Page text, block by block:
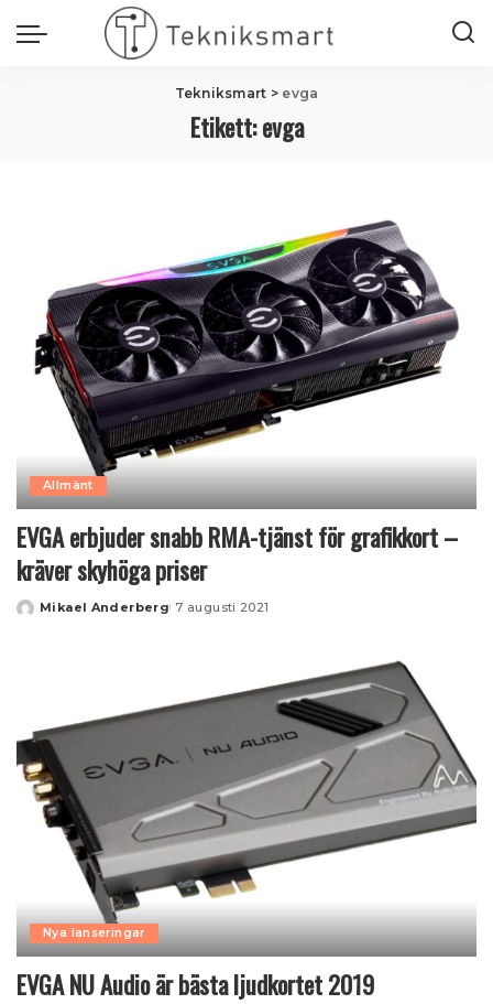
Tekniksmart > evga
Etikett:evga
Allmänt
EVGA erbjuder snabb RMA-tjänst för grafikkort –
kräver skyhöga priser
Posted
Mikael Anderberg 7 augusti 2021
Nya lanseringar
EVGA NU Audio är bästa ljudkortet 2019